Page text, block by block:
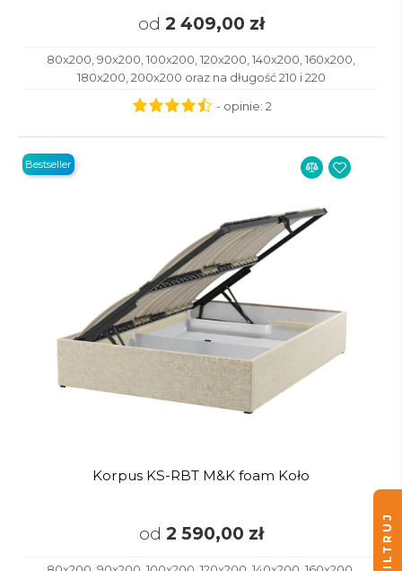
od 2 409,00 zł
80x200, 90x200, 100x200, 120x200, 140x200, 160x200,
180x200, 200x200 oraz na długość 210 i 220
- opinie: 2
Korpus KS-RBT M&K foam Koło
od 2 590,00 zł
Bestseller
FILTRUJ